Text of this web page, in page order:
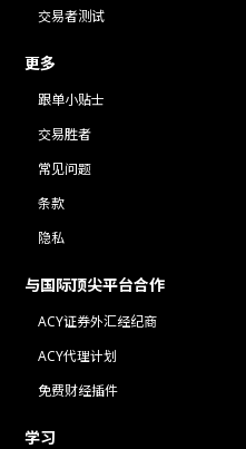
交易者测试
更多
跟单小贴士
交易胜者
常见问题
条款
隐私
与国际顶尖平台合作
ACY证券外汇经纪商
ACY代理计划
免费财经插件
学习